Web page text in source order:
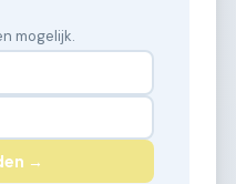
mogelijk.
→